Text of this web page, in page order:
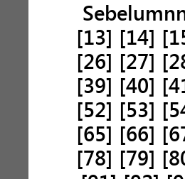
[13] [14]
[26] [27]
[39] [40]
[52] [53]
[65] [66]
[78] [79]